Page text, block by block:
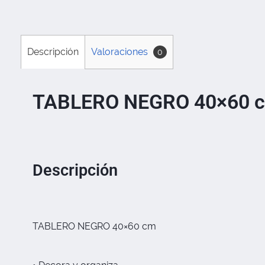
Descripción Valoraciones 0
TABLERO NEGRO 40×60
Descripción
TABLERO NEGRO 40×60 cm